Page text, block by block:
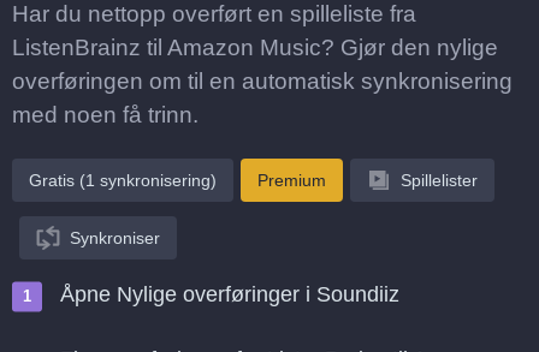
Har du nettopp overført en spilleliste fra
ListenBrainz til Amazon Music? Gjør den nylige
overføringen om til en automatisk synkronisering
med noen få trinn.
Gratis (1 synkronisering) Premium Spillelister
Synkroniser
Åpne Nylige overføringer i Soundiiz